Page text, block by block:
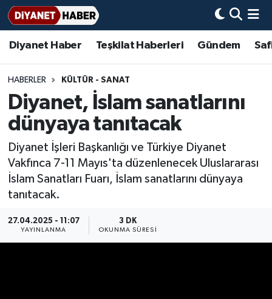
Diyanet Haber Teşkilat Haberleri Gündem
HABERLER KÜLTÜR - SANAT
Diyanet, İslam sanatlarını
dünyaya tanıtacak
Diyanet İşleri Başkanlığı ve Türkiye Diyanet
Vakfınca 7-11 Mayıs'ta düzenlenecek Uluslararası
İslam Sanatları Fuarı, İslam sanatlarını dünyaya
tanıtacak.
27.04.2025 - 11:07
YAYINLANMA
3 DK
OKUNMA SÜRESI
Diyanet Haber
Teşkilat Haberleri
Adana Müftülüğü
Adıyaman Müftülüğü
Afyonkarahisar Müftülüğü
Ağrı Müftülüğü
Aksaray Müftülüğü
Amasya Müftülüğü
Ankara Müftülüğü
Gündem
#Keşfet
Bir Ayet
Bir Hikaye
Biyografiler
Dini kavramlar
Diyanet Bilgi
Diyanet Takvimi
Dualar
Basında Bugün
DİYANET eKİTAP
Diyanet Dergi
Aile Dergisi
Aylık Dergi
İmam Hatip Okulları
Başmakale
Hadis-i Şerifler
Hayat Okumaları
Nöbetçi Eczaneler
Hava Durumu
Ankara Namaz Vakitleri
Trafik Durumu
Süper Lig Puan Durumu ve Fikstür
Tüm Manşetler
Son Dakika Haberleri